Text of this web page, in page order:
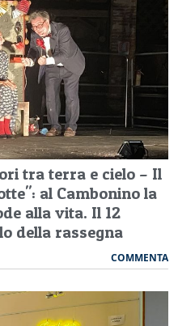
tra terra e cielo – Il
al Cambonino la
alla vita. Il 12
della rassegna
COMMENTA